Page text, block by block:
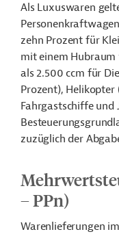
Als Luxuswaren
zehn Prozent für
mit einem
als 2.500 ccm für
Prozent),
Fahrgastschiffe und
zuzüglich der
– PPn)
Warenlieferungen